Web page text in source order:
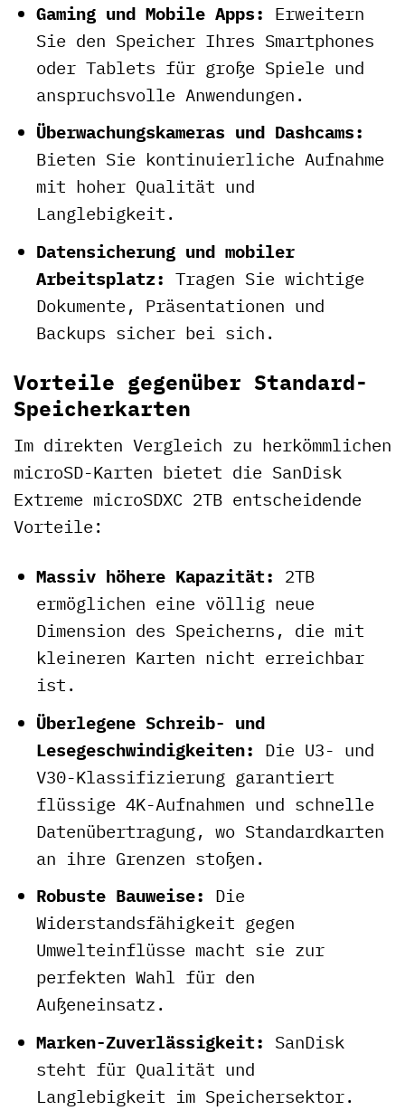
Gaming und Mobile Apps: Erweitern
Sie den Speicher Ihres Smartphones
oder Tablets für große Spiele und
anspruchsvolle Anwendungen.
Überwachungskameras und Dashcams:
Bieten Sie kontinuierliche Aufnahme
mit hoher Qualität und
Langlebigkeit.
Datensicherung und mobiler
Arbeitsplatz: Tragen Sie wichtige
Dokumente, Präsentationen und
Backups sicher bei sich.
Vorteile gegenüber Standard-
Speicherkarten
Im direkten Vergleich zu herkömmlichen
microSD-Karten bietet die SanDisk
Extreme microSDXC 2TB entscheidende
Vorteile:
Massiv höhere Kapazität: 2TB
ermöglichen eine völlig neue
Dimension des Speicherns, die mit
kleineren Karten nicht erreichbar
ist.
Überlegene Schreib- und
Lesegeschwindigkeiten: Die U3- und
V30-Klassifizierung garantiert
flüssige 4K-Aufnahmen und schnelle
Datenübertragung, wo Standardkarten
an ihre Grenzen stoßen.
Robuste Bauweise: Die
Widerstandsfähigkeit gegen
Umwelteinflüsse macht sie zur
perfekten Wahl für den
Außeneinsatz.
Marken-Zuverlässigkeit: SanDisk
steht für Qualität und
Langlebigkeit im Speichersektor.